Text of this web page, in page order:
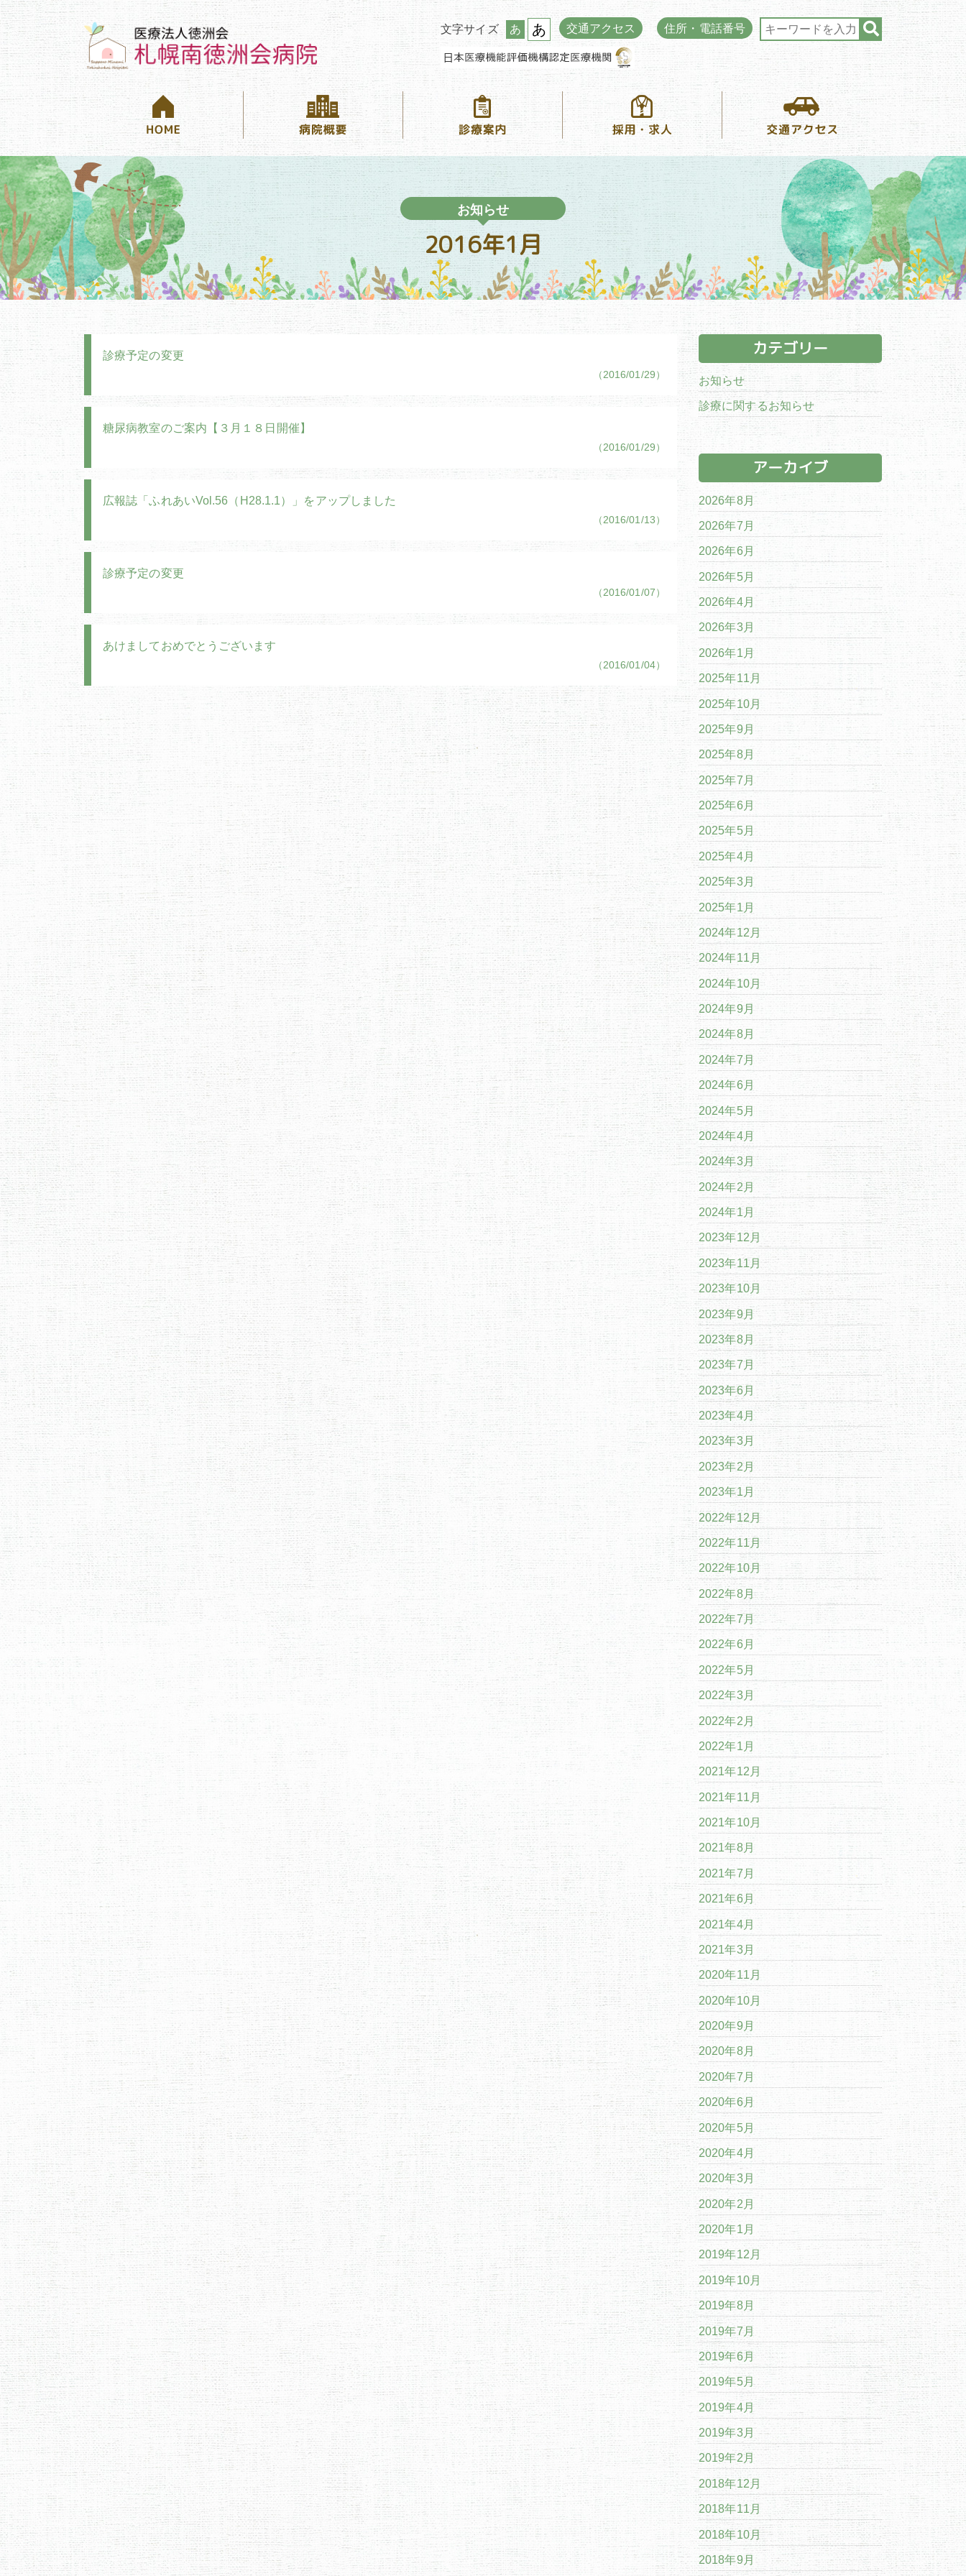
文字サイズ あ あ 交通アクセス 住所・電話番号
お知らせ
2016年1月
診療予定の変更
（2016/01/29）
糖尿病教室のご案内【３月１８日開催】
（2016/01/29）
広報誌「ふれあいVol.56（H28.1.1）」をアップしました
（2016/01/13）
診療予定の変更
（2016/01/07）
あけましておめでとうございます
（2016/01/04）
カテゴリー
お知らせ
診療に関するお知らせ
アーカイブ
2026年8月
2026年7月
2026年6月
2026年5月
2026年4月
2026年3月
2026年1月
2025年11月
2025年10月
2025年9月
2025年8月
2025年7月
2025年6月
2025年5月
2025年4月
2025年3月
2025年1月
2024年12月
2024年11月
2024年10月
2024年9月
2024年8月
2024年7月
2024年6月
2024年5月
2024年4月
2024年3月
2024年2月
2024年1月
2023年12月
2023年11月
2023年10月
2023年9月
2023年8月
2023年7月
2023年6月
2023年4月
2023年3月
2023年2月
2023年1月
2022年12月
2022年11月
2022年10月
2022年8月
2022年7月
2022年6月
2022年5月
2022年3月
2022年2月
2022年1月
2021年12月
2021年11月
2021年10月
2021年8月
2021年7月
2021年6月
2021年4月
2021年3月
2020年11月
2020年10月
2020年9月
2020年8月
2020年7月
2020年6月
2020年5月
2020年4月
2020年3月
2020年2月
2020年1月
2019年12月
2019年10月
2019年8月
2019年7月
2019年6月
2019年5月
2019年4月
2019年3月
2019年2月
2018年12月
2018年11月
2018年10月
2018年9月